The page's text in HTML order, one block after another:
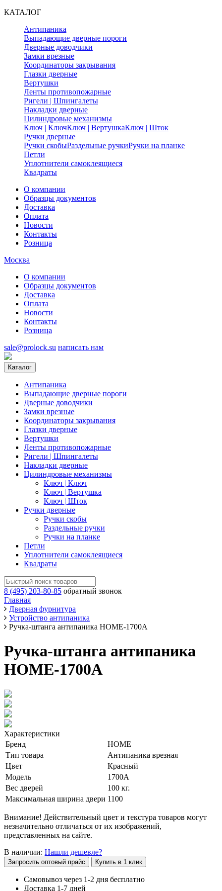
КАТАЛОГ
Антипаника
Выпадающие дверные пороги
Дверные доводчики
Замки врезные
Координаторы закрывания
Глазки дверные
Вертушки
Ленты противопожарные
Ригели | Шпингалеты
Накладки дверные
Цилиндровые механизмы
Ключ | КлючКлюч | ВертушкаКлюч | Шток
Ручки дверные
Ручки скобыРаздельные ручкиРучки на планке
Петли
Уплотнители самоклеящиеся
Квадраты
О компании
Образцы документов
Доставка
Оплата
Новости
Контакты
Розница
Москва
О компании
Образцы документов
Доставка
Оплата
Новости
Контакты
Розница
sale@prolock.su написать нам
Каталог
Антипаника
Выпадающие дверные пороги
Дверные доводчики
Замки врезные
Координаторы закрывания
Глазки дверные
Вертушки
Ленты противопожарные
Ригели | Шпингалеты
Накладки дверные
Цилиндровые механизмы
Ключ | Ключ
Ключ | Вертушка
Ключ | Шток
Ручки дверные
Ручки скобы
Раздельные ручки
Ручки на планке
Петли
Уплотнители самоклеящиеся
Квадраты
8 (495) 203-80-85 обратный звонок
Главная
Дверная фурнитура
Устройство антипаника
Ручка-штанга антипаника НОМЕ-1700А
Ручка-штанга антипаника
НОМЕ-1700А
Характеристики
Бренд
HOME
Тип товара
Антипаника врезная
Цвет
Красный
Модель
1700A
Вес дверей
100 кг.
Максимальная ширина двери 1100
Внимание! Действительный цвет и текстура товаров могут
незначительно отличаться от их изображений,
представленных на сайте.
В наличии: Нашли дешевле?
Запросить оптовый прайс Купить в 1 клик
Самовывоз через 1-2 дня бесплатно
Доставка 1-7 дней